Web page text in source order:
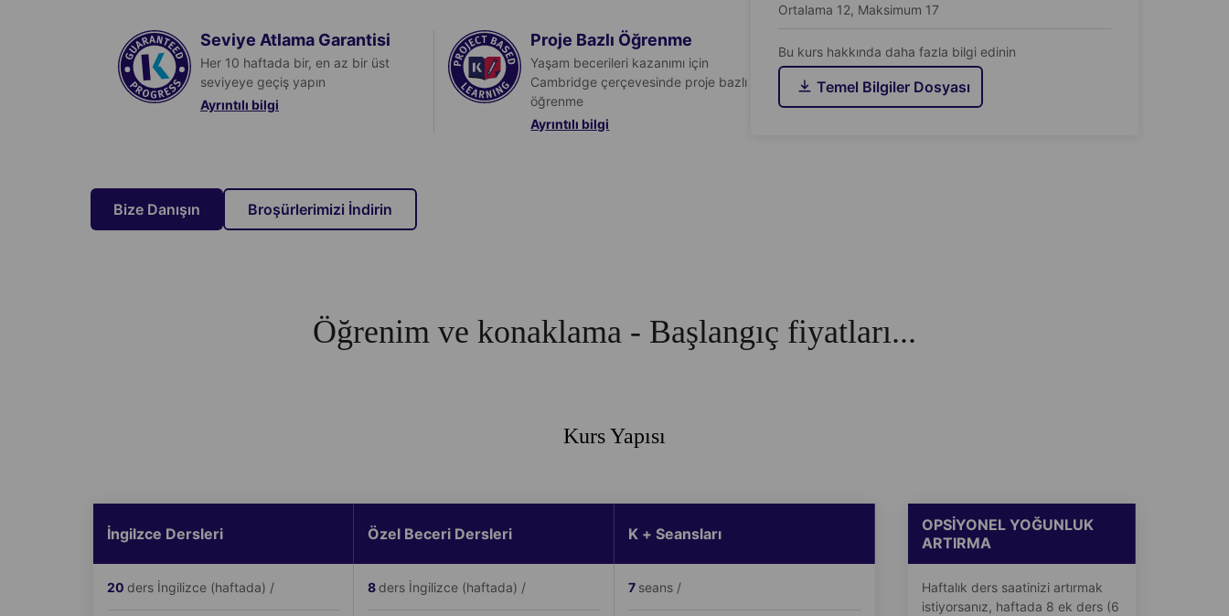
Bize Danışın Broşürlerimizi İndirin
Seviye Atlama Garantisi
Her 10 haftada bir, en az bir üst
seviyeye geçiş yapın
Ayrıntılı bilgi
Proje Bazlı Öğrenme
Yaşam becerileri kazanımı için
Cambridge çerçevesinde proje bazlı
öğrenme
Ayrıntılı bilgi
Ortalama 12, Maksimum 17
Bu kurs hakkında daha fazla bilgi edinin
Temel Bilgiler Dosyası
Öğrenim ve konaklama - Başlangıç fiyatları...
Kurs Yapısı
İngilzce Dersleri
20 ders İngilizce (haftada) /
Özel Beceri Dersleri
8 ders İngilizce (haftada) /
K + Seansları
7 seans /
OPSİYONEL YOĞUNLUK
ARTIRMA
Haftalık ders saatinizi artırmak
istiyorsanız, haftada 8 ek ders (6